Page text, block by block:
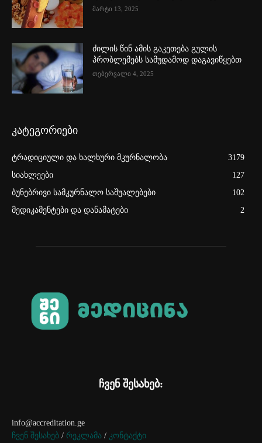
მარტი 13, 2025
ძილის წინ ამის გაკეთება გულის
პრობლემებს სამუდამოდ დაგავიწყებთ
თებერვალი 4, 2025
კატეგორიები
ტრადიციული და ხალხური მკურნალობა
3179
სიახლეები
127
ბუნებრივი სამკურნალო საშუალებები
102
მედიკამენტები და დანამატები
2
ჩვენ შესახებ:
info@accreditation.ge
ჩვენ შესახებ / რეკლამა / კონტაქტი